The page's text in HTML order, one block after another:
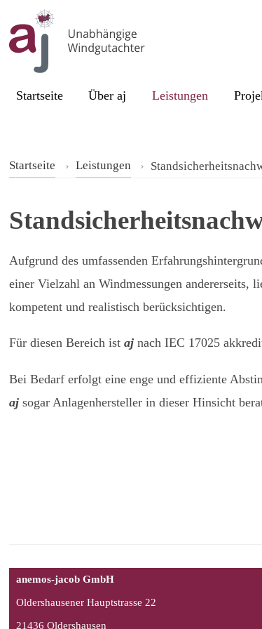
Startseite Über aj Current page:
Leistungen
Startseite Leistungen
Aufgrund des umfassenden
einer Vielzahl an Windmessungen andererseits,
kompetent und realistisch berücksichtigen.
Für diesen Bereich istaj nach IEC 17025
Bei Bedarf erfolgt eine enge und effiziente
aj sogar Anlagenhersteller in dieser Hinsicht
anemos-jacob GmbH
Oldershausener Hauptstrasse 22
21436 Oldershausen